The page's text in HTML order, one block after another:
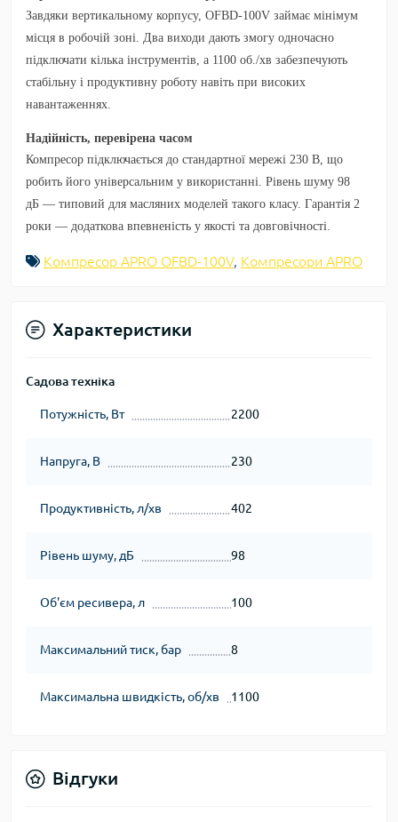
Завдяки вертикальному корпусу, OFBD-100V займає мінімум
місця в робочій зоні. Два виходи дають змогу одночасно
підключати кілька інструментів, а 1100 об./хв забезпечують
стабільну і продуктивну роботу навіть при високих
навантаженнях.
Надійність, перевірена часом
Компресор підключається до стандартної мережі 230 В, що
робить його універсальним у використанні. Рівень шуму 98
дБ — типовий для масляних моделей такого класу. Гарантія 2
роки — додаткова впевненість у якості та довговічності.
Компресор APRO OFBD-100V, Компресори APRO
Характеристики
Садова техніка
Потужність, Вт 2200
Напруга, В 230
Продуктивність, л/хв 402
Рівень шуму, дБ 98
Об'єм ресивера, л 100
Максимальний тиск, бар 8
Максимальна швидкість, об/хв 1100
Відгуки